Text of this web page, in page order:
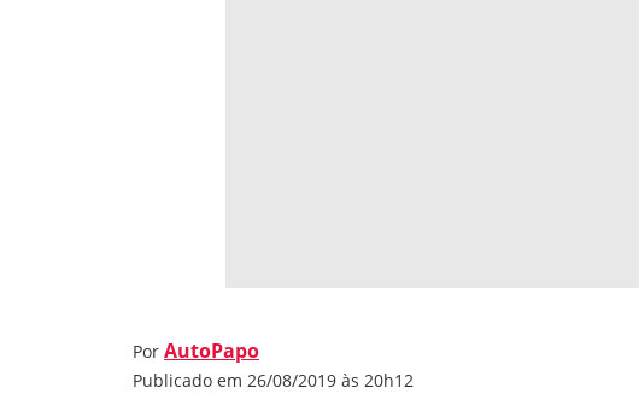
Por AutoPapo
Publicado em 26/08/2019 às 20h12